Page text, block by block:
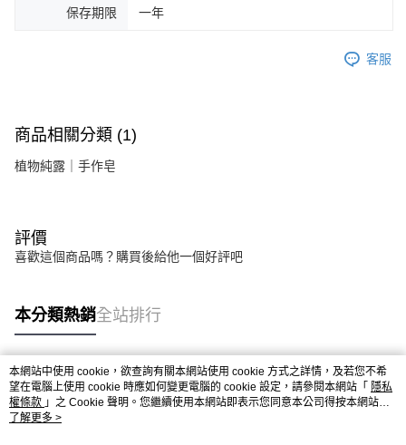
保存期限 一年
客服
商品相關分類 (1)
植物純露｜手作皂
評價
喜歡這個商品嗎？購買後給他一個好評吧
本分類熱銷全站排行
熱門標籤
本網站中使用 cookie，欲查詢有關本網站使用 cookie 方式之詳情，及若您不希
望在電腦上使用 cookie 時應如何變更電腦的 cookie 設定，請參閱本網站「 隱私
權條款 」之 Cookie 聲明。您繼續使用本網站即表示您同意本公司得按本網站使
用條款之 Cookie 聲明使用 cookie。
了解更多 >